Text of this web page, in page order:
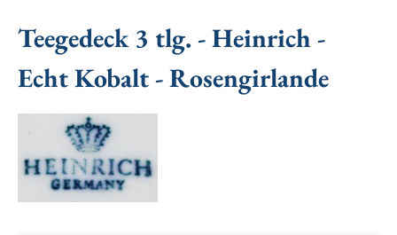
Teegedeck 3 tlg. - Heinrich -
Echt Kobalt - Rosengirlande